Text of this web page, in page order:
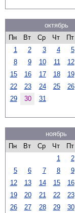
октябрь
Пн
Вт Ср Чт Пт
1
2 3 4 5
8
9 10 11 12
15
16 17 18 19
22
23 24 25 26
29
30 31
ноябрь
Пн
Вт Ср Чт Пт
1
2
5
6 7 8 9
12
13 14 15 16
19
20 21 22 23
26
27 28 29 30